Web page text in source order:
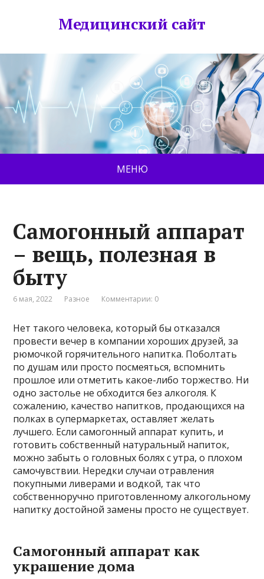
Медицинский сайт
МЕНЮ
Самогонный аппарат
– вещь, полезная в
быту
6 мая, 2022 Разное Комментарии: 0
Нет такого человека, который бы отказался
провести вечер в компании хороших друзей, за
рюмочкой горячительного напитка. Поболтать
по душам или просто посмеяться, вспомнить
прошлое или отметить какое-либо торжество. Ни
одно застолье не обходится без алкоголя. К
сожалению, качество напитков, продающихся на
полках в супермаркетах, оставляет желать
лучшего. Если самогонный аппарат купить, и
готовить собственный натуральный напиток,
можно забыть о головных болях с утра, о плохом
самочувствии. Нередки случаи отравления
покупными ливерами и водкой, так что
собственноручно приготовленному алкогольному
напитку достойной замены просто не существует.
Самогонный аппарат как
украшение дома